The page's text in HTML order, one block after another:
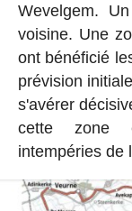
Wevelgem.
voisine. Une
ont bénéficié
prévision
s'avérer
cette zone
intempéries de